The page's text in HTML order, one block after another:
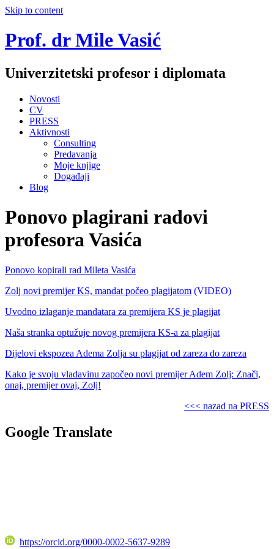
Skip to content
Prof. dr Mile Vasić
Univerzitetski profesor i diplomata
Novosti
CV
PRESS
Aktivnosti
Consulting
Predavanja
Moje knjige
Događaji
Blog
Ponovo plagirani radovi
profesora Vasića
Ponovo kopirali rad Mileta Vasića
Zolj novi premijer KS, mandat počeo plagijatom (VIDEO)
Uvodno izlaganje mandatara za premijera KS je plagijat
Naša stranka optužuje novog premijera KS-a za plagijat
Dijelovi ekspozea Adema Zolja su plagijat od zareza do zareza
Kako je svoju vladavinu započeo novi premijer Adem Zolj: Znači,
onaj, premijer ovaj, Zolj!
˂˂˂ nazad na PRESS
Google Translate
https://orcid.org/0000-0002-5637-9289